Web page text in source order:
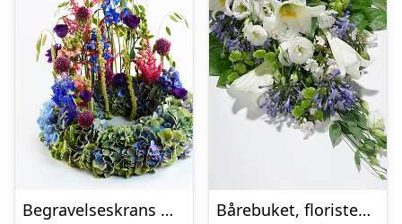
Begravelseskrans med hortensia og farverige detaljer – Blomster til begravelse
Bårebuket, floristens valg – Blomster til begravelse